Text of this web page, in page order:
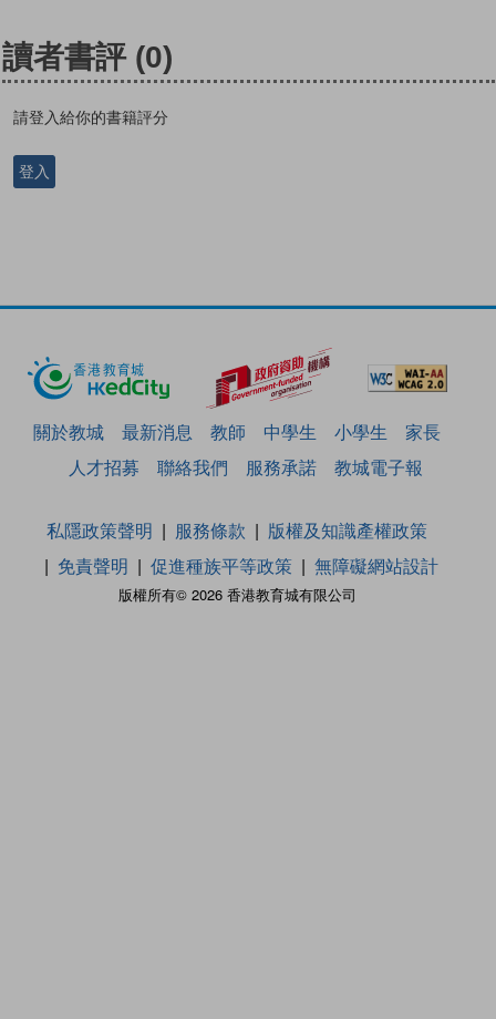
讀者書評 (0)
請登入給你的書籍評分
登入
關於教城 最新消息 教師 中學生 小學生
家長
人才招募
聯絡我們 服務承諾 教城電子報
版權所有© 2026 香港教育城有限公司
私隱政策聲明 服務條款
版權及知識產權政策
免責聲明
促進種族平等政策 無障礙網站設計